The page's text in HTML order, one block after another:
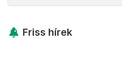
Friss hírek